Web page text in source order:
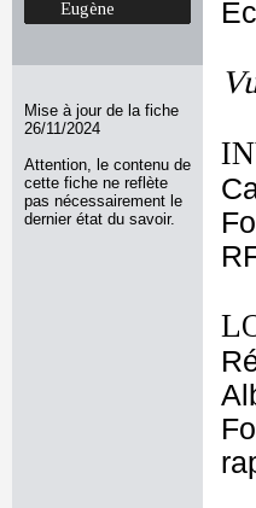
Eugène
Mise à jour de la fiche
26/11/2024
Attention, le contenu de
cette fiche ne reflète
pas nécessairement le
dernier état du savoir.